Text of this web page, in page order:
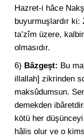
Hazret-i hâce
buyurmuşlardır
ta’zîm üzere,
olmasıdır.
6) Bâzgeşt: Bu
illallah] zikrinden
maksûdumsun.
demekden
kötü her
hâlis olur ve o